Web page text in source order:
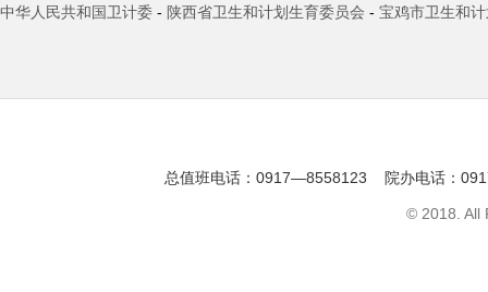
中华人民共和国卫计委 - 陕西省卫生和计划生育委员会 - 宝鸡市卫生和
总值班电话：0917—8558123 院办电话：
© 2018. All